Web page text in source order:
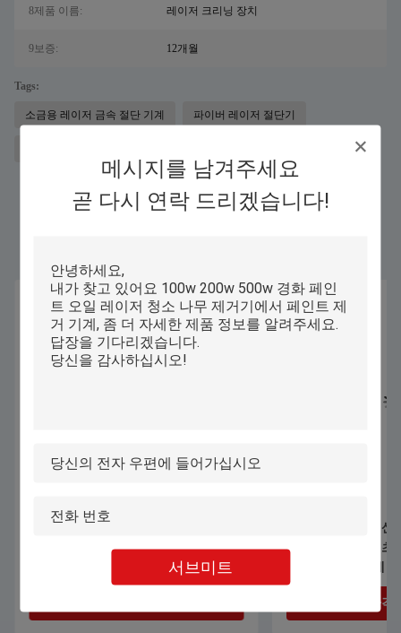
메시지를 남겨주세요
곧 다시 연락 드리겠습니다!
서브미트
8제품 이름: 레이저 크리닝 장치
9보증: 12개월
Tags:
소금용 레이저 금속 절단 기계 파이버 레이저 절단기
1070nm 1000W 1500W 손잡이 레이저
용접 기계 스테인리스 스틸 알루미늄
자동 컴퓨터화된
속옷 브래시 티셔츠
최상의 가격